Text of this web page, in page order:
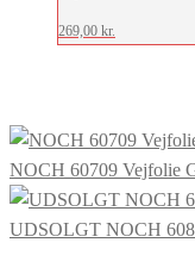
269,00 kr.
NOCH 60709 Vejfolie
UDSOLGT NOCH